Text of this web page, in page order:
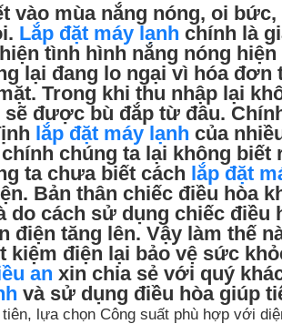
vào mùa nắng nóng, oi
Lắp đặt máy lạnh chính là
tình hình nắng nóng
lại đang lo ngại vì hóa đơn
Trong khi thu nhập lại
sẽ được bù đắp từ đâu.
lắp đặt máy lạnh của
chúng ta lại không biết
ta chưa biết cách lắp đặt
Bản thân chiếc điều hòa
do cách sử dụng chiếc điều
điện tăng lên. Vậy làm thế
kiệm điện lại bảo vệ sức
an xin chia sẻ với quý
và sử dụng điều hòa giúp
lựa chọn Công suất phù hợp với